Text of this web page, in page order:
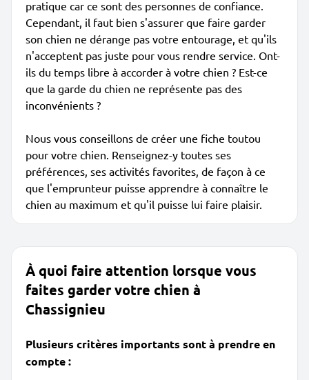
pratique car ce sont des personnes de confiance.
Cependant, il faut bien s'assurer que faire garder
son chien ne dérange pas votre entourage, et qu'ils
n'acceptent pas juste pour vous rendre service. Ont-
ils du temps libre à accorder à votre chien ? Est-ce
que la garde du chien ne représente pas des
inconvénients ?
Nous vous conseillons de créer une fiche toutou
pour votre chien. Renseignez-y toutes ses
préférences, ses activités favorites, de façon à ce
que l'emprunteur puisse apprendre à connaître le
chien au maximum et qu'il puisse lui faire plaisir.
À quoi faire attention lorsque vous
faites garder votre chien à
Chassignieu
Plusieurs critères importants sont à prendre en
compte :